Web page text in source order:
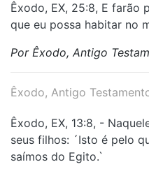
Êxodo, EX, 25:8, E farão
que eu possa habitar no
Por Êxodo, Antigo
Êxodo, Antigo
Êxodo, EX, 13:8, -
seus filhos: ´Isto é pelo
saímos do Egito.`